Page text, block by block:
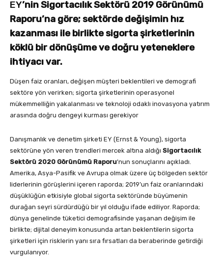
EY’nin Sigortacılık Sektörü 2019 Görünümü
Raporu’na göre; sektörde değişimin hız
kazanması ile birlikte sigorta şirketlerinin
köklü bir dönüşüme ve doğru yeteneklere
ihtiyacı var.
Düşen faiz oranları, değişen müşteri beklentileri ve demografi
sektöre yön verirken; sigorta şirketlerinin operasyonel
mükemmelliğin yakalanması ve teknoloji odaklı inovasyona yatırım
arasında doğru dengeyi kurması gerekiyor
Danışmanlık ve denetim şirketi EY (Ernst & Young), sigorta
sektörüne yön veren trendleri mercek altına aldığı Sigortacılık
Sektörü 2020 Görünümü Raporu’nun sonuçlarını açıkladı.
Amerika, Asya-Pasifik ve Avrupa olmak üzere üç bölgeden sektör
liderlerinin görüşlerini içeren raporda; 2019’un faiz oranlarındaki
düşüklüğün etkisiyle global sigorta sektöründe büyümenin
durağan seyri sürdürdüğü bir yıl olduğu ifade ediliyor. Raporda;
dünya genelinde tüketici demografisinde yaşanan değişim ile
birlikte; dijital deneyim konusunda artan beklentilerin sigorta
şirketleri için risklerin yanı sıra fırsatları da beraberinde getirdiği
vurgulanıyor.